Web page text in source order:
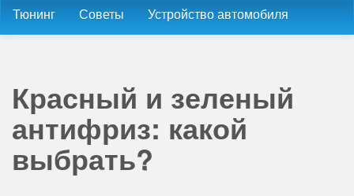
Тюнинг Советы Устройство автомобиля
Красный и зеленый
антифриз: какой
выбрать?